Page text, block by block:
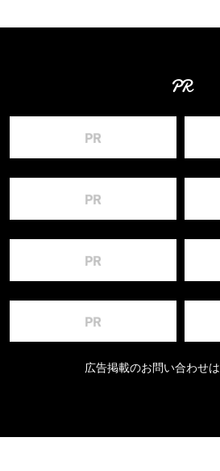
PR
広告掲載のお問い合わせは